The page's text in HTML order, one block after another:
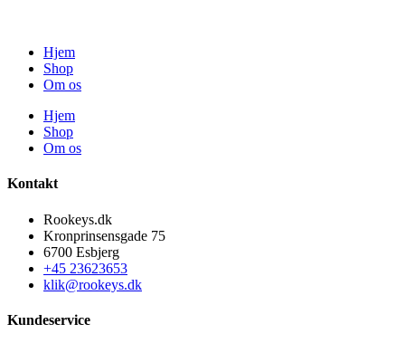
Hjem
Shop
Om os
Hjem
Shop
Om os
Kontakt
Rookeys.dk
Kronprinsensgade 75
6700 Esbjerg
+45 23623653
klik@rookeys.dk
Kundeservice